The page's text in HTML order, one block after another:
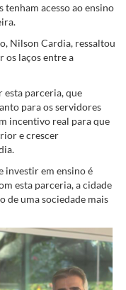
tenham acesso ao ensino
Nilson Cardia, ressaltou
os laços entre a
esta parceria, que
para os servidores
incentivo real para que
e crescer
investir em ensino é
esta parceria, a cidade
de uma sociedade mais